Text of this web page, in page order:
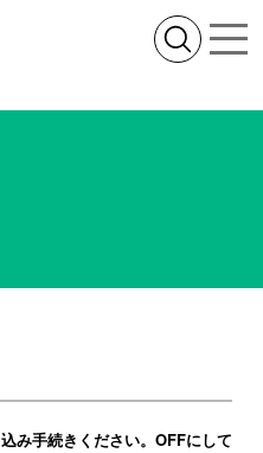
み手続きください。OFFにして